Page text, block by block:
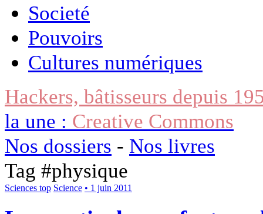
Societé
Pouvoirs
Cultures numériques
Hackers, bâtisseurs depuis
la une : Creative Commons
Nos dossiers - Nos livres
Tag #physique
Sciences top Science • 1 juin 2011